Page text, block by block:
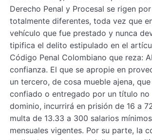
Derecho Penal y Procesal se rigen
totalmente diferentes, toda vez que
vehículo que fue prestado y nunca
tipifica el delito estipulado en el
Código Penal Colombiano que reza:
confianza. El que se apropie en
un tercero, de cosa mueble ajena,
confiado o entregado por un título
dominio, incurrirá en prisión de 16 a
multa de 13.33 a 300 salarios
mensuales vigentes. Por su parte, la